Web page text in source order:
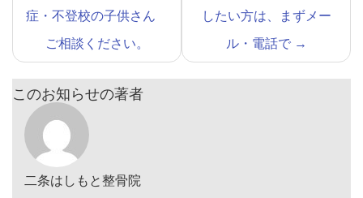
症・不登校の子供さん
ご相談ください。
したい方は、まずメー
ル・電話で →
このお知らせの著者
二条はしもと整骨院